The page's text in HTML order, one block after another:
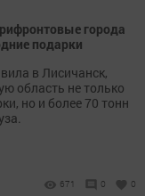
города
подарки
в Лисичанск,
область не только
но и более 70 тонн
671 0 0